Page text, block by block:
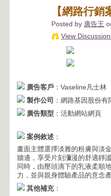
【網路行
Posted by 廣告王
View
廣告客戶 ：Vaseline凡士林
製作公司 ：網路基因股份有
廣告類型 ：活動網站網頁
案例敘述 ：
畫面主體選擇淡雅的粉膚與淡
牆邊，享受片刻瀰漫的舒適靜
同時，由壓頭滴下的乳液柔順
力，並與親身體驗產品的意念
其他補充：